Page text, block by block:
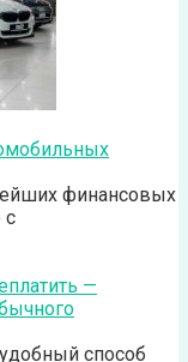
финансовых
с
—
способ